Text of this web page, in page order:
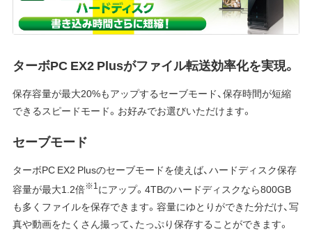
ターボPC EX2 Plusがファイル転送効率化を実現。
保存容量が最大20%もアップするセーブモード、保存時間が短縮
できるスピードモード。お好みでお選びいただけます。
セーブモード
ターボPC EX2 Plusのセーブモードを使えば、ハードディスク保存
容量が最大1.2倍※1にアップ。4TBのハードディスクなら800GB
も多くファイルを保存できます。容量にゆとりができた分だけ、写
真や動画をたくさん撮って、たっぷり保存することができます。